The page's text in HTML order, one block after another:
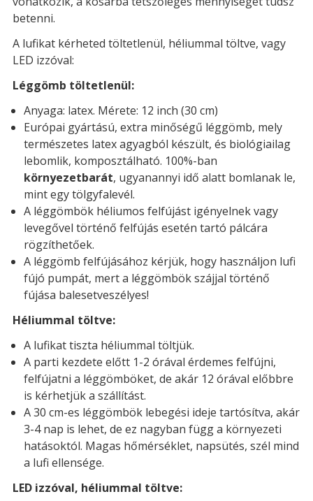
betenni.
A lufikat kérheted töltetlenül, héliummal töltve, vagy
LED izzóval:
Léggömb töltetlenül:
Anyaga: latex. Mérete: 12 inch (30 cm)
Európai gyártású, extra minőségű léggömb, mely
természetes latex agyagból készült, és biológiailag
lebomlik, komposztálható. 100%-ban
környezetbarát, ugyanannyi idő alatt bomlanak le,
mint egy tölgyfalevél.
A léggömbök héliumos felfújást igényelnek vagy
levegővel történő felfújás esetén tartó pálcára
rögzíthetőek.
A léggömb felfújásához kérjük, hogy használjon lufi
fújó pumpát, mert a léggömbök szájjal történő
fújása balesetveszélyes!
Héliummal töltve:
A lufikat tiszta héliummal töltjük.
A parti kezdete előtt 1-2 órával érdemes felfújni,
felfújatni a léggömböket, de akár 12 órával előbbre
is kérhetjük a szállítást.
A 30 cm-es léggömbök lebegési ideje tartósítva, akár
3-4 nap is lehet, de ez nagyban függ a környezeti
hatásoktól. Magas hőmérséklet, napsütés, szél mind
a lufi ellensége.
LED izzóval, héliummal töltve: